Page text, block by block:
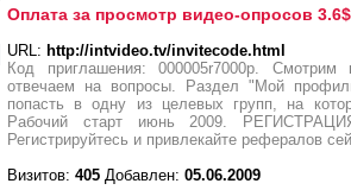
Оплата за просмотр видео-опросов
URL: http://intvideo.tv/invitecode.html
Код приглашения: 000005r7000p. Смотрим
отвечаем на вопросы. Раздел "Мой
попасть в одну из целевых групп, на
Рабочий старт июнь 2009.
Регистрируйтесь и привлекайте рефералов
Визитов: 405 Добавлен: 05.06.2009